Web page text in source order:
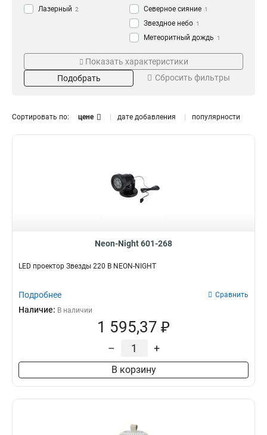
Лазерный 2 Северное сияние 1
Звездное небо 1
Метеоритный дождь 1
Серия
Melony 1
Пуль управления
Да 3
Длина гирлянды, м
Показать характеристики
Подобрать
Сбросить фильтры
Сортировать по: цене дате добавления популярности
Neon-Night 601-268
LED проектор Звезды 220 В NEON-NIGHT
Подробнее Сравнить
Наличие: В наличии
1 595,37 ₽
– +
В корзину